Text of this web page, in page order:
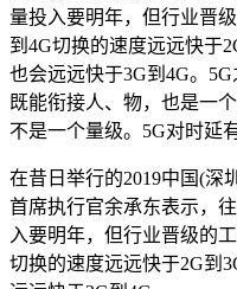
量投入要明年，但行业晋
到4G切换的速度远远快于
也会远远快于3G到4G。
既能衔接人、物，也是一
不是一个量级。5G对时延
在昔日举行的2019中国(深
首席执行官余承东表示，
入要明年，但行业晋级的
切换的速度远远快于2G到